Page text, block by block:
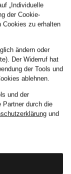
LOEWE
„Individuelle
der Cookie-
Cookies zu erhalten
ändern oder
Der Widerruf hat
der Tools und
ablehnen.
und der
Partner durch die
und